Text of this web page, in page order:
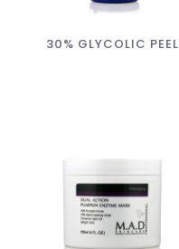
30% GLYCOLIC PEEL